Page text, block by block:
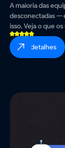
A maioria das
desconectadas —
isso. Veja o que
equipe, aos seus
ver detalhes